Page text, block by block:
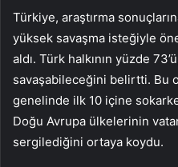
Türkiye, araştırma
yüksek savaşma isteğiyle
aldı. Türk halkının yüzde
savaşabileceğini belirtti. Bu
genelinde ilk 10 içine
Doğu Avrupa ülkelerinin
sergilediğini ortaya koydu.